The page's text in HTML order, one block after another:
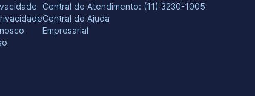
Central de Atendimento: (11) 3230-1005
Central de Ajuda
Empresarial